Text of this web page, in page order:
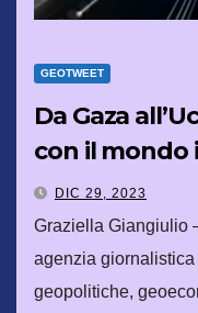
GEOTWEET
Da Gaza
con il mondo
DIC 29, 2023
Graziella Giangiulio
agenzia
geopolitiche,